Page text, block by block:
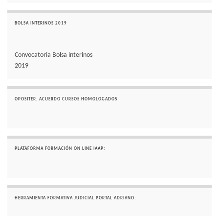
BOLSA INTERINOS 2019
Convocatoria Bolsa interinos
2019
OPOSITER. ACUERDO CURSOS HOMOLOGADOS
PLATAFORMA FORMACIÓN ON LINE IAAP:
HERRAMIENTA FORMATIVA JUDICIAL PORTAL ADRIANO: